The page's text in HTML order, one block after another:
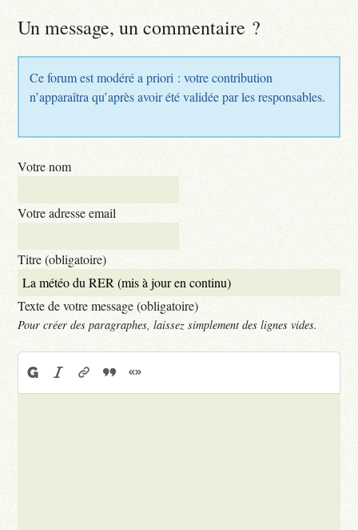
Un message, un commentaire ?
Ce forum est modéré a priori : votre contribution
n’apparaîtra qu’après avoir été validée par les responsables.
Votre nom
Votre adresse email
Titre (obligatoire)
Texte de votre message (obligatoire)
Pour créer des paragraphes, laissez simplement des lignes vides.